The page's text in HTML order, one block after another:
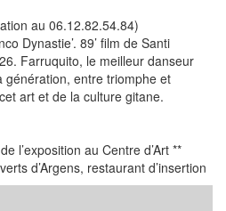
au 06.12.82.54.84)
Dynastie’. 89’ film de Santi
Farruquito, le meilleur danseur
génération, entre triomphe et
art et de la culture gitane.
l’exposition au Centre d’Art **
d’Argens, restaurant d’insertion